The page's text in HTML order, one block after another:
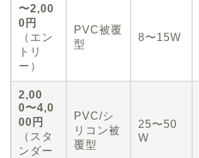
〜2,00
0円
（エン
トリ
ー）
PVC被覆
型
8〜15W
2,00
0〜4,0
00円
（スタ
ンダー
PVC/シ
リコン被
覆型
25〜50
W